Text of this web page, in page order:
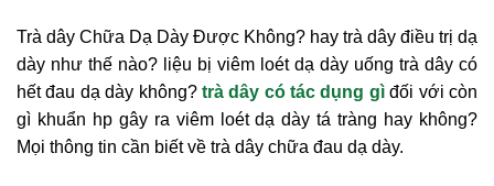
Trà dây Chữa Dạ Dày Được Không? hay trà dây điều trị dạ
dày như thế nào? liệu bị viêm loét dạ dày uống trà dây có
hết đau dạ dày không? trà dây có tác dụng gìđối với còn
gì khuẩn hp gây ra viêm loét dạ dày tá tràng hay không?
Mọi thông tin cần biết về trà dây chữa đau dạ dày.